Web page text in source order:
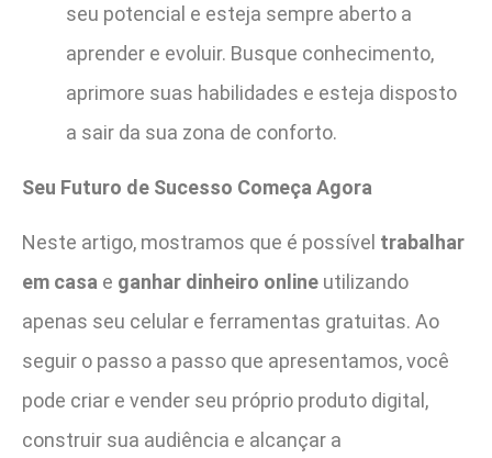
seu potencial e esteja sempre aberto a
aprender e evoluir. Busque conhecimento,
aprimore suas habilidades e esteja disposto
a sair da sua zona de conforto.
Seu Futuro de Sucesso Começa Agora
Neste artigo, mostramos que é possível trabalhar
em casa e ganhar dinheiro online utilizando
apenas seu celular e ferramentas gratuitas. Ao
seguir o passo a passo que apresentamos, você
pode criar e vender seu próprio produto digital,
construir sua audiência e alcançar a